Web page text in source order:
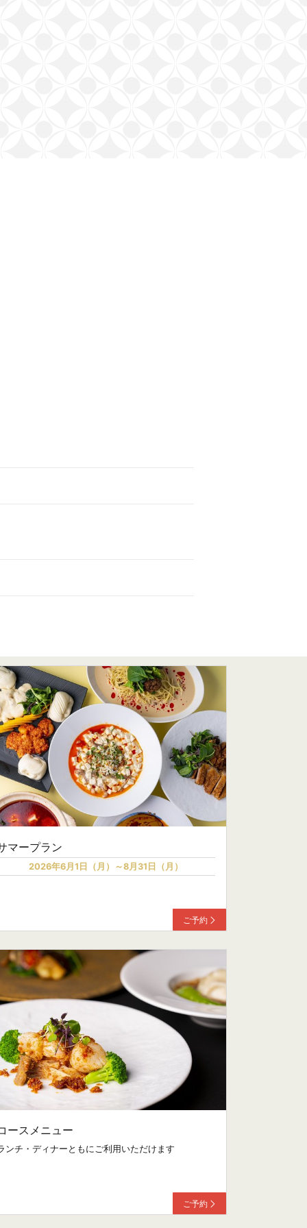
マープラン
2026年6月1日（月）～8月31日（月）
ご予約
ースメニュー
ンチ・ディナーともにご利用いただけます
ご予約